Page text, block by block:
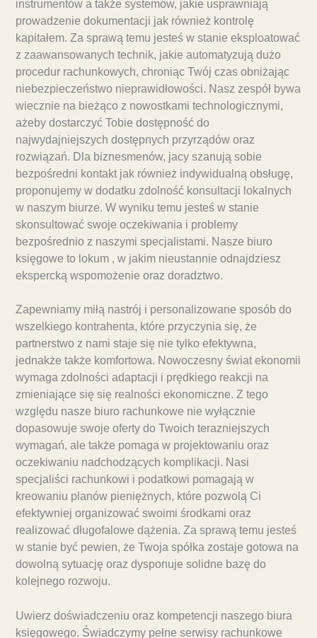
instrumentów a także systemów, jakie usprawniają
prowadzenie dokumentacji jak również kontrolę
kapitałem. Za sprawą temu jesteś w stanie eksploatować
z zaawansowanych technik, jakie automatyzują dużo
procedur rachunkowych, chroniąc Twój czas obniżając
niebezpieczeństwo nieprawidłowości. Nasz zespół bywa
wiecznie na bieżąco z nowostkami technologicznymi,
ażeby dostarczyć Tobie dostępność do
najwydajniejszych dostępnych przyrządów oraz
rozwiązań. Dla biznesmenów, jacy szanują sobie
bezpośredni kontakt jak również indywidualną obsługę,
proponujemy w dodatku zdolność konsultacji lokalnych
w naszym biurze. W wyniku temu jesteś w stanie
skonsultować swoje oczekiwania i problemy
bezpośrednio z naszymi specjalistami. Nasze biuro
księgowe to lokum , w jakim nieustannie odnajdziesz
ekspercką wspomożenie oraz doradztwo.
Zapewniamy miłą nastrój i personalizowane sposób do
wszelkiego kontrahenta, które przyczynia się, że
partnerstwo z nami staje się nie tylko efektywna,
jednakże także komfortowa. Nowoczesny świat ekonomii
wymaga zdolności adaptacji i prędkiego reakcji na
zmieniające się się realności ekonomiczne. Z tego
względu nasze biuro rachunkowe nie wyłącznie
dopasowuje swoje oferty do Twoich terazniejszych
wymagań, ale także pomaga w projektowaniu oraz
oczekiwaniu nadchodzących komplikacji. Nasi
specjaliści rachunkowi i podatkowi pomagają w
kreowaniu planów pieniężnych, które pozwolą Ci
efektywniej organizować swoimi środkami oraz
realizować długofalowe dążenia. Za sprawą temu jesteś
w stanie być pewien, że Twoja spółka zostaje gotowa na
dowolną sytuację oraz dysponuje solidne bazę do
kolejnego rozwoju.
Uwierz doświadczeniu oraz kompetencji naszego biura
księgowego. Świadczymy pełne serwisy rachunkowe